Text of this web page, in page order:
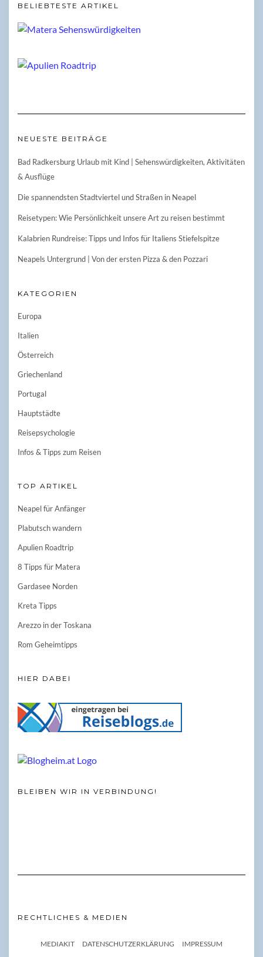
BELIEBTESTE ARTIKEL
NEUESTE BEITRÄGE
Bad Radkersburg Urlaub mit Kind | Sehenswürdigkeiten, Aktivitäten
& Ausflüge
Die spannendsten Stadtviertel und Straßen in Neapel
Reisetypen: Wie Persönlichkeit unsere Art zu reisen bestimmt
Kalabrien Rundreise: Tipps und Infos für Italiens Stiefelspitze
Neapels Untergrund | Von der ersten Pizza & den Pozzari
KATEGORIEN
Europa
Italien
Österreich
Griechenland
Portugal
Hauptstädte
Reisepsychologie
Infos & Tipps zum Reisen
TOP ARTIKEL
Neapel für Anfänger
Plabutsch wandern
Apulien Roadtrip
8 Tipps für Matera
Gardasee Norden
Kreta Tipps
Arezzo in der Toskana
Rom Geheimtipps
HIER DABEI
BLEIBEN WIR IN VERBINDUNG!
RECHTLICHES & MEDIEN
MEDIAKIT DATENSCHUTZERKLÄRUNG IMPRESSUM